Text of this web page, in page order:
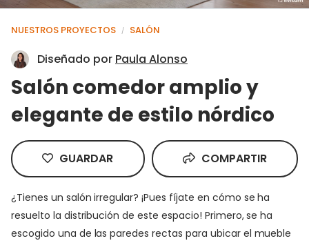
NUESTROS PROYECTOS / SALÓN
Diseñado por Paula Alonso
Salón comedor amplio y
elegante de estilo nórdico
GUARDAR COMPARTIR
¿Tienes un salón irregular? ¡Pues fíjate en cómo se ha
resuelto la distribución de este espacio! Primero, se ha
escogido una de las paredes rectas para ubicar el mueble